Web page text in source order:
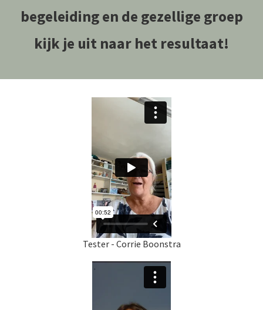
begeleiding en de gezellige groep
kijk je uit naar het resultaat!
Tester - Corrie Boonstra